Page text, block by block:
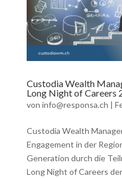
Custodia Wealth
Long Night of Careers
von info@responsa.ch |
Custodia Wealth
Engagement in der
Generation durch die
Long Night of Careers